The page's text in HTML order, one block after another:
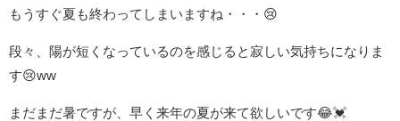
もうすぐ夏も終わってしまいますね・・・😢
段々、陽が短くなっているのを感じると寂しい気持ちになりま
す😢ww
まだまだ暑ですが、早く来年の夏が来て欲しいです😂💓